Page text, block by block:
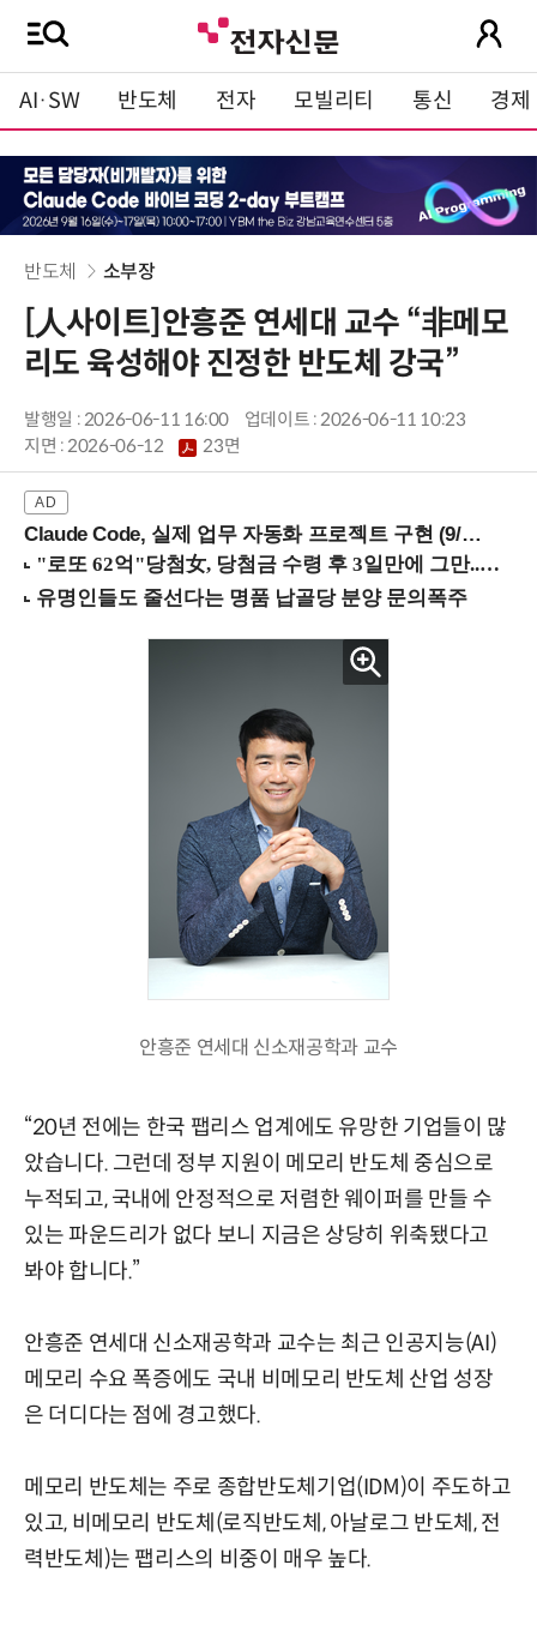
AI·SW 반도체 전자 모빌리티 통신 경제
반도체 소부장
[人사이트]안흥준 연세대 교수 “非메모
리도 육성해야 진정한 반도체 강국”
발행일 : 2026-06-11 16:00
업데이트 : 2026-06-11 10:23
지면 :2026-06-12 23면
Claude Code, 실제 업무 자동화 프로젝트 구현 (9/16 ~17 강남역)
안흥준 연세대 신소재공학과 교수
“20년 전에는 한국 팹리스 업계에도 유망한 기업들이 많
았습니다. 그런데 정부 지원이 메모리 반도체 중심으로
누적되고, 국내에 안정적으로 저렴한 웨이퍼를 만들 수
있는 파운드리가 없다 보니 지금은 상당히 위축됐다고
봐야 합니다.”
안흥준 연세대 신소재공학과 교수는 최근 인공지능(AI)
메모리 수요 폭증에도 국내 비메모리 반도체 산업 성장
은 더디다는 점에 경고했다.
메모리 반도체는 주로 종합반도체기업(IDM)이 주도하고
있고, 비메모리 반도체(로직반도체, 아날로그 반도체, 전
력반도체)는 팹리스의 비중이 매우 높다.